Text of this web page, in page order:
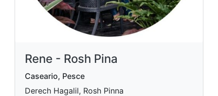
Rene - Rosh Pina
Caseario, Pesce
Derech Hagalil, Rosh Pinna